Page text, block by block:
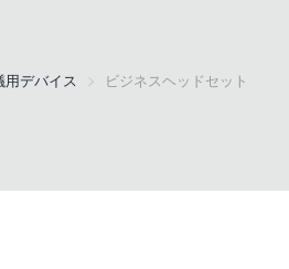
用デバイス ビジネスヘッドセット